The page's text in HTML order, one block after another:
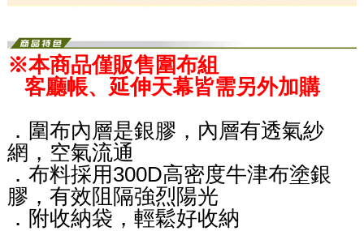
※本商品僅販售圍布組
客廳帳、延伸天幕皆需另外加購
．圍布內層是銀膠，內層有透氣紗
網，空氣流通
．布料採用300D高密度牛津布塗銀
膠，有效阻隔強烈陽光
．附收納袋，輕鬆好收納